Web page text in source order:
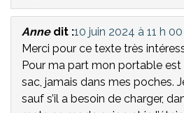
Anne dit :10 juin 2024 à 11 h
Merci pour ce texte très
Pour ma part mon portable est
sac, jamais dans mes poches.
sauf s’il a besoin de charger,